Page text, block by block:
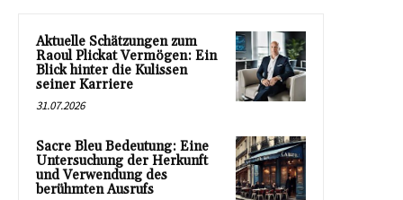
Aktuelle Schätzungen zum
Raoul Plickat Vermögen: Ein
Blick hinter die Kulissen
seiner Karriere
31.07.2026
Sacre Bleu Bedeutung: Eine
Untersuchung der Herkunft
und Verwendung des
berühmten Ausrufs